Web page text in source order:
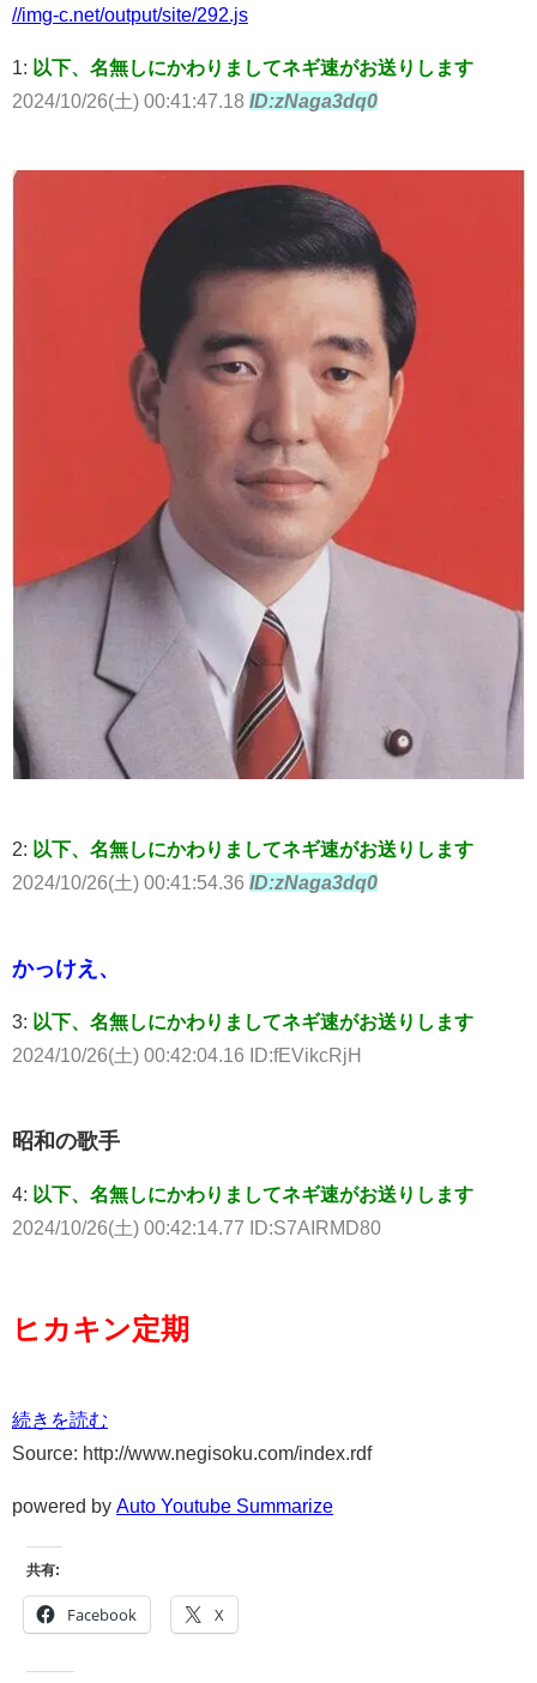
//img-c.net/output/site/292.js
1: 以下、名無しにかわりましてネギ速がお送りします
2024/10/26(土) 00:41:47.18 ID:zNaga3dq0
2: 以下、名無しにかわりましてネギ速がお送りします
2024/10/26(土) 00:41:54.36 ID:zNaga3dq0
かっけえ、
3: 以下、名無しにかわりましてネギ速がお送りします
2024/10/26(土) 00:42:04.16 ID:fEVikcRjH
昭和の歌手
4: 以下、名無しにかわりましてネギ速がお送りします
2024/10/26(土) 00:42:14.77 ID:S7AIRMD80
ヒカキン定期
続きを読む
Source: http://www.negisoku.com/index.rdf
powered by Auto Youtube Summarize
共有:
Facebook X